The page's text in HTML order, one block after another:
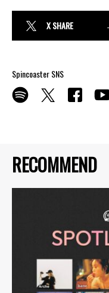
RECOMMEND
X SHARE
Spincoaster SNS